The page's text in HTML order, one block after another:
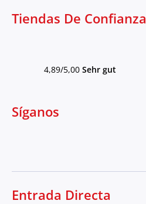
Tiendas De Confianza
4,89/5,00 Sehr gut
Síganos
Entrada Directa